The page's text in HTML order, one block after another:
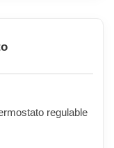
regulable